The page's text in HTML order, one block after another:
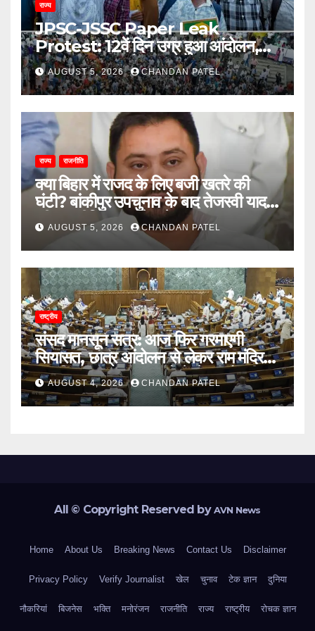
राज्य
JPSC-JSSC Paper Leak
Protest: 12वें दिन उग्र हुआ आंदोलन,
अब भूख हड़ताल से सरकार पर दबाव बढ़ाने
की तैयारी
AUGUST 5, 2026 CHANDAN PATEL
राज्य राजनीति
क्या बिहार में राजद के लिए बजी खतरे की
घंटी? बांकीपुर उपचुनाव के बाद तेजस्वी यादव
की राजनीति पर उठने लगे सवाल
AUGUST 5, 2026 CHANDAN PATEL
राष्ट्रीय
संसद मानसून सत्र: आज फिर गरमाएगी
सियासत, छात्र आंदोलन से लेकर राम मंदिर
दान विवाद तक सरकार को घेरने की तैयारी
AUGUST 4, 2026 CHANDAN PATEL
All © Copyright Reserved byAVN News
Home About Us Breaking News Contact Us Disclaimer
Privacy Policy Verify Journalist खेल चुनाव टेक ज्ञान दुनिया
नौकरियां बिजनेस भक्ति मनोरंजन राजनीति राज्य राष्ट्रीय रोचक ज्ञान